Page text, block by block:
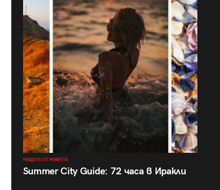
НЕЩАТА ОТ ЖИВОТА
Summer City Guide: 72 часа в Иракли